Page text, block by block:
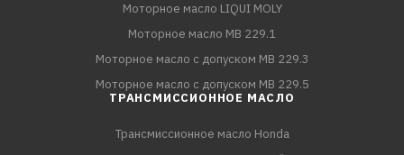
Моторное масло LIQUI MOLY
Моторное масло MB 229.1
Моторное масло с допуском MB 229.3
Моторное масло с допуском MB 229.5
ТРАНСМИССИОННОЕ МАСЛО
Трансмиссионное масло Honda